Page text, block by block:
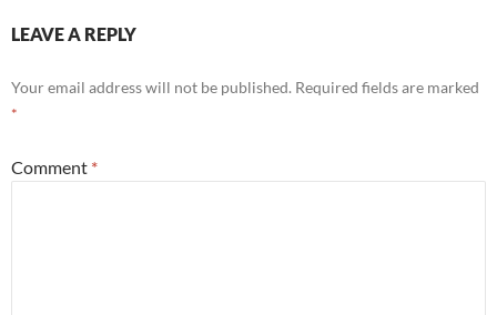
LEAVE A REPLY
Your email address will not be published. Required fields are marked
*
Comment *